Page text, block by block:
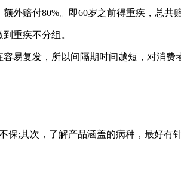
外赔付80%。即60岁之前得重疾，总共
重疾不分组。
易复发，所以间隔期时间越短，对消费
;其次，了解产品涵盖的病种，最好有